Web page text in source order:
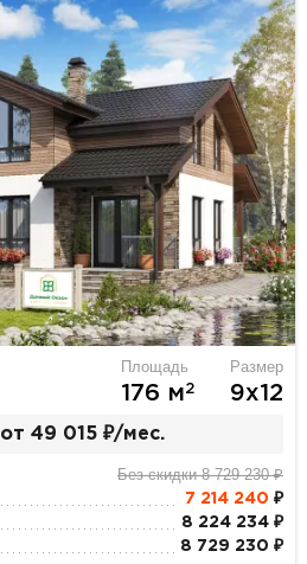
Площадь
176 м2
Размер
9х12
от 49 015 ₽/мес.
Без скидки 8 729 230 ₽
7 214 240 ₽
8 224 234 ₽
8 729 230 ₽